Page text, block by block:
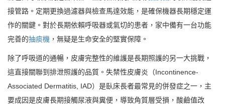
接管路。定期更換過濾器與檢查馬達效能，是確保機器長期穩定運
作的關鍵。對於長期依賴呼吸器或氣切的患者，家中備有一台功能
完善的抽痰機 ，無疑是生命安全的堅實保障。
除了呼吸道的通暢，皮膚完整性的維護是長期照護的另一大挑戰，
這直接關聯到排泄照護的品質。失禁性皮膚炎（Incontinence-
Associated Dermatitis, IAD）是臥床長者最常見的併發症之一，主
要成因是皮膚長期接觸尿液與糞便，導致角質層受損，酸鹼值改